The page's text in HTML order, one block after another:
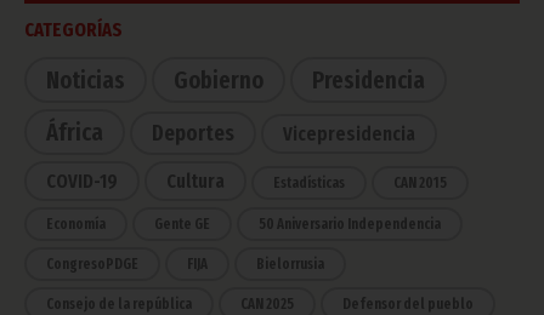
CATEGORÍAS
Noticias Gobierno
Presidencia
África
Deportes Vicepresidencia
COVID-19 Cultura Estadísticas CAN 2015
Economía Gente GE 50 Aniversario Independencia
CongresoPDGE FIJA Bielorrusia
Consejo de la república CAN 2025 Defensor del pueblo